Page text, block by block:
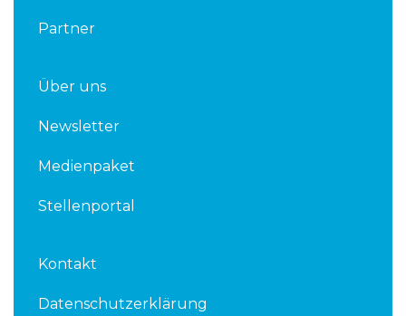
Partner
Über uns
Newsletter
Medienpaket
Stellenportal
Kontakt
Datenschutzerklärung